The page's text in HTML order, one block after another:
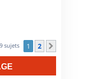
sujets 1 2